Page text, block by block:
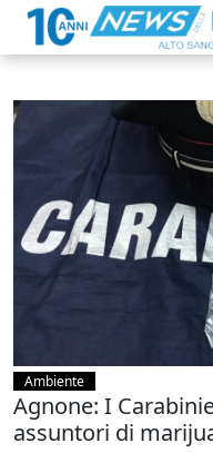
Ambiente
Agnone: I
assuntori di